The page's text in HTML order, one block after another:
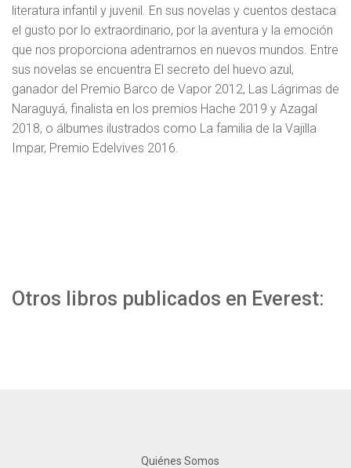
literatura infantil y juvenil. En sus novelas y cuentos destaca
el gusto por lo extraordinario, por la aventura y la emoción
que nos proporciona adentrarnos en nuevos mundos. Entre
sus novelas se encuentra El secreto del huevo azul,
ganador del Premio Barco de Vapor 2012, Las Lágrimas de
Naraguyá, finalista en los premios Hache 2019 y Azagal
2018, o álbumes ilustrados como La familia de la Vajilla
Impar, Premio Edelvives 2016.
Otros libros publicados en Everest:
Quiénes Somos